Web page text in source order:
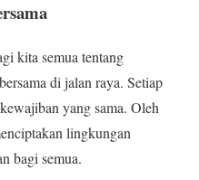
kita semua tentang
di jalan raya. Setiap
yang sama. Oleh
lingkungan
bagi semua.